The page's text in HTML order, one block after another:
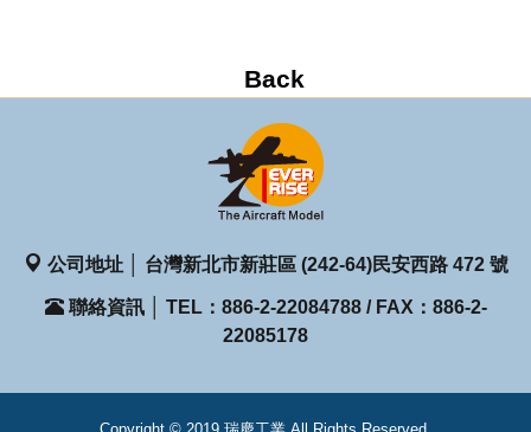
公司地址 │ 台灣新北市新莊區 (242-64)民安西路 472 號
聯絡資訊 │ TEL：886-2-22084788 / FAX：886-2-
22085178
Copyright © 2019 瑞慶工業 All Rights Reserved.